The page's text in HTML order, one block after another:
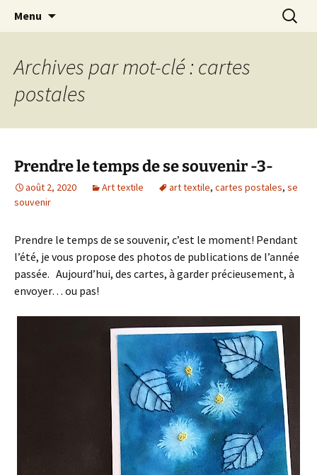
filsetcrayons
Le blog de Sophie A
Menu
Archives par mot-clé : cartes
postales
Prendre le temps de se souvenir -3-
août 2, 2020 Art textile art textile, cartes postales, se
souvenir
Prendre le temps de se souvenir, c’est le moment! Pendant
l’été, je vous propose des photos de publications de l’année
passée. Aujourd’hui, des cartes, à garder précieusement, à
envoyer… ou pas!